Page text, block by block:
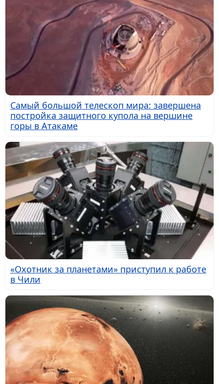
Самый большой телескоп мира: завершена
постройка защитного купола на вершине
горы в Атакаме
«Охотник за планетами» приступил к работе
в Чили